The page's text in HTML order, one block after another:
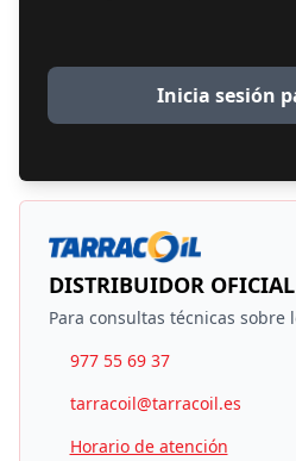
Inicia sesión
DISTRIBUIDOR OFICIAL
Para consultas técnicas sobre
977 55 69 37
tarracoil@tarracoil.es
Horario de atención